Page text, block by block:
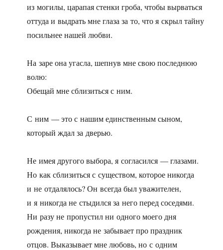
из могилы, царапая стенки гроба, чтобы вырваться
оттуда и выдрать мне глаза за то, что я скрыл тайну
посильнее нашей любви.
На заре она угасла, шепнув мне свою последнюю
волю:
Обещай мне сблизиться с ним.
С ним — это с нашим единственным сыном,
который ждал за дверью.
Не имея другого выбора, я согласился — глазами.
Но как сблизиться с существом, которое никогда
и не отдалялось? Он всегда был уважителен,
и я никогда не стыдился за него перед соседями.
Ни разу не пропустил ни одного моего дня
рождения, никогда не забывает про праздник
отцов. Выказывает мне любовь, но с одним